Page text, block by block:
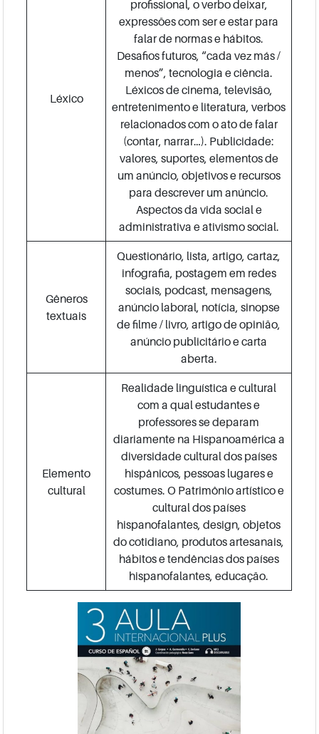
Léxico
profissional, o verbo deixar,
expressões com ser e estar para
falar de normas e hábitos.
Desafios futuros, “cada vez más /
menos”, tecnologia e ciência.
Léxicos de cinema, televisão,
entretenimento e literatura, verbos
relacionados com o ato de falar
(contar, narrar…). Publicidade:
valores, suportes, elementos de
um anúncio, objetivos e recursos
para descrever um anúncio.
Aspectos da vida social e
administrativa e ativismo social.
Gêneros
textuais
Questionário, lista, artigo, cartaz,
infografia, postagem em redes
sociais, podcast, mensagens,
anúncio laboral, notícia, sinopse
de filme / livro, artigo de opinião,
anúncio publicitário e carta
aberta.
Elemento
cultural
Realidade linguística e cultural
com a qual estudantes e
professores se deparam
diariamente na Hispanoamérica a
diversidade cultural dos países
hispânicos, pessoas lugares e
costumes. O Patrimônio artístico e
cultural dos países
hispanofalantes, design, objetos
do cotidiano, produtos artesanais,
hábitos e tendências dos países
hispanofalantes, educação.